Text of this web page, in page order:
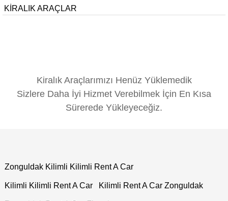
KİRALIK ARAÇLAR
Kiralık Araçlarımızı Henüz Yüklemedik
Sizlere Daha İyi Hizmet Verebilmek İçin En Kısa
Sürerede Yükleyeceğiz.
Zonguldak Kilimli Kilimli Rent A Car
Kilimli Kilimli Rent A Car Kilimli Rent A Car Zonguldak